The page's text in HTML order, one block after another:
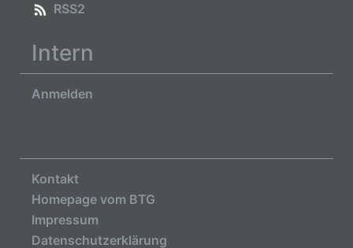
RSS2
Intern
Anmelden
Kontakt
Homepage vom BTG
Impressum
Datenschutzerklärung